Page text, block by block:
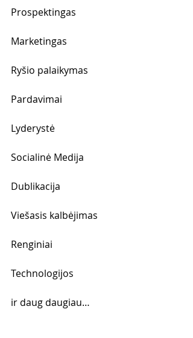
Prospektingas
Marketingas
Ryšio palaikymas
Pardavimai
Lyderystė
Socialinė Medija
Dublikacija
Viešasis kalbėjimas
Renginiai
Technologijos
ir daug daugiau…